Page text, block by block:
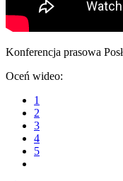
Konferencja prasowa
Oceń wideo:
1
2
3
4
5